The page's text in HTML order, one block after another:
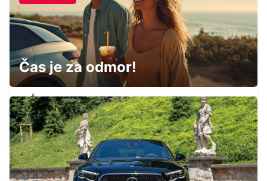
AGUASCALIENTES AIRPORT
AGUASCALIENTES - MEXICO
ZACATECAS DOWNTOWN
ZACATECAS - MEXICO
Čas je za odmor!